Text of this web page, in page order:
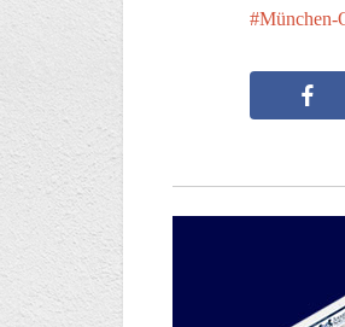
München-